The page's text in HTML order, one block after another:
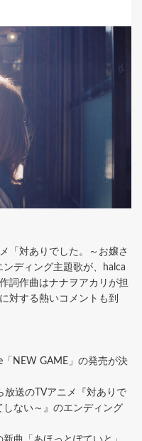
「対ありでした。～お嬢さ
ディング主題歌が、halca
詞作曲はナナヲアカリが担
対する熱いコメントも到
NEW GAME」の発売が決
放送のTVアニメ『対ありで
しない～』のエンディング